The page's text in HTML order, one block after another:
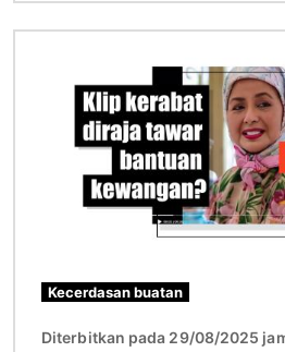
Kecerdasan buatan
Diterbitkan pada 29/08/2025